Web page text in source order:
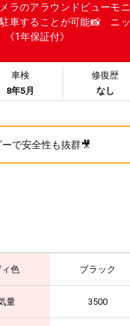
ラのアラウンドビューモニ
車することが可能📸 ニッ
1年保証付》
車検
8年5月
修復歴
なし
で安全性も抜群🎥
色 ブラック
量 3500